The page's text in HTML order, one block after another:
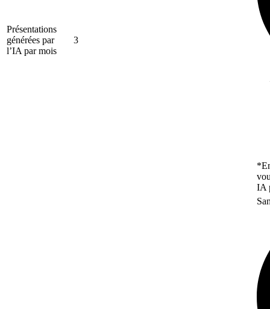
Présentations
générées par
l’IA par mois
3
IA